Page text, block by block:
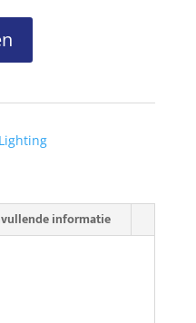
Lighting
informatie